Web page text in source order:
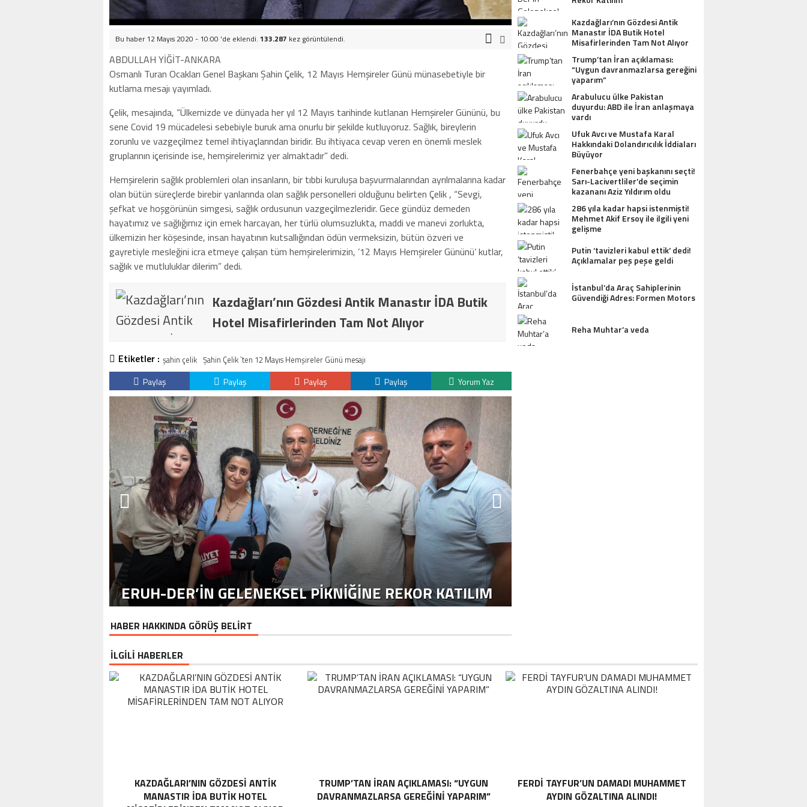
Bu haber 12 Mayıs 2020 - 10:00 'de eklendi. 133.287 kez görüntülendi.
ABDULLAH YİĞİT-ANKARA
Osmanlı Turan Ocakları Genel Başkanı Şahin Çelik, 12 Mayıs Hemşireler Günü münasebetiyle bir
kutlama mesajı yayımladı.
Çelik, mesajında, “Ülkemizde ve dünyada her yıl 12 Mayıs tarihinde kutlanan Hemşireler Gününü, bu
sene Covid 19 mücadelesi sebebiyle buruk ama onurlu bir şekilde kutluyoruz. Sağlık, bireylerin
zorunlu ve vazgeçilmez temel ihtiyaçlarından biridir. Bu ihtiyaca cevap veren en önemli meslek
gruplarının içerisinde ise, hemşirelerimiz yer almaktadır” dedi.
Hemşirelerin sağlık problemleri olan insanların, bir tıbbi kuruluşa başvurmalarından ayrılmalarına kadar
olan bütün süreçlerde birebir yanlarında olan sağlık personelleri olduğunu belirten Çelik , “Sevgi,
şefkat ve hoşgörünün simgesi, sağlık ordusunun vazgeçilmezleridir. Gece gündüz demeden
hayatımız ve sağlığımız için emek harcayan, her türlü olumsuzlukta, maddi ve manevi zorlukta,
ülkemizin her köşesinde, insan hayatının kutsallığından ödün vermeksizin, bütün özveri ve
gayretiyle mesleğini icra etmeye çalışan tüm hemşirelerimizin, ’12 Mayıs Hemşireler Gününü’ kutlar,
sağlık ve mutluluklar dilerim” dedi.
Kazdağları’nın Gözdesi Antik Manastır İDA Butik
Hotel Misafirlerinden Tam Not Alıyor
Etiketler : şahin çelik Şahin Çelik `ten 12 Mayıs Hemşireler Günü mesajı
Paylaş Paylaş Paylaş Paylaş Yorum Yaz
ERUH-DER’IN GELENEKSEL PIKNIĞINE REKOR KATILIM
HABER HAKKINDA GÖRÜŞ BELİRT
Kazdağları’nın Gözdesi Antik
Manastır İDA Butik Hotel
Misafirlerinden Tam Not Alıyor
Trump’tan İran açıklaması:
“Uygun davranmazlarsa gereğini
yaparım”
Arabulucu ülke Pakistan
duyurdu: ABD ile İran anlaşmaya
vardı
Ufuk Avcı ve Mustafa Karal
Hakkındaki Dolandırıcılık İddiaları
Büyüyor
Fenerbahçe yeni başkanını seçti!
Sarı-Lacivertliler’de seçimin
kazananı Aziz Yıldırım oldu
286 yıla kadar hapsi istenmişti!
Mehmet Akif Ersoy ile ilgili yeni
gelişme
Putin ‘tavizleri kabul ettik’ dedi!
Açıklamalar peş peşe geldi
İstanbul’da Araç Sahiplerinin
Güvendiği Adres: Formen Motors
Reha Muhtar’a veda
İLGİLİ HABERLER
KAZDAĞLARI’NIN GÖZDESI ANTIK
MANASTIR İDA BUTIK HOTEL
TRUMP’TAN İRAN AÇIKLAMASI: “UYGUN
DAVRANMAZLARSA GEREĞINI YAPARIM”
FERDI TAYFUR’UN DAMADI MUHAMMET
AYDIN GÖZALTINA ALINDI!